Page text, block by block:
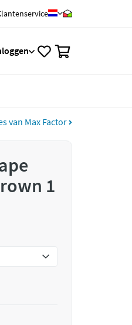
van Max Factor
1